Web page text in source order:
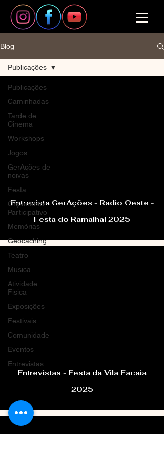
Blog
Publicações
Caminhadas
Tarde de
Cinema
Workshops
Jogos
GerAções de
noivas
Festa
Orçamento
Participativo
Memórias
Geocaching
Teatro
Musica
Atividade
Fisica
Exposições
Festivais
Comunidade
Eventos
Entrevistas
Publicações
Entrevista GerAções - Radio Oeste -
Festa do Ramalhal 2025
Entrevistas - Festa da Vila Facaia
2025